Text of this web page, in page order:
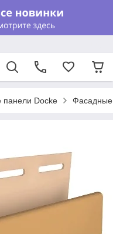
Docke Фасадные